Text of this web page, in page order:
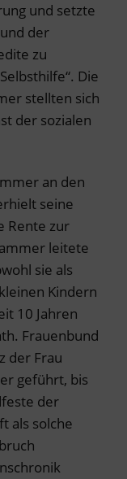
und setzte
der
zu
Die
stellten sich
der sozialen
an den
seine
Rente zur
leitete
sie als
Kindern
10 Jahren
Frauenbund
der Frau
geführt, bis
der
als solche